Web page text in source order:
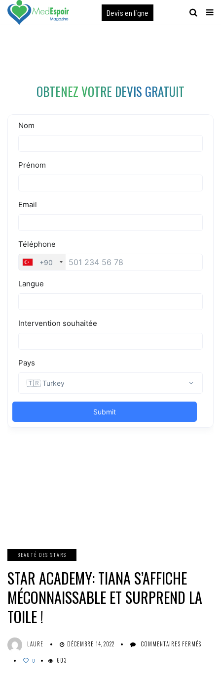
[maxbutton name="devis express"]
Devis en ligne
OBTENEZ VOTRE DEVIS GRATUIT
BEAUTÉ DES STARS
STAR ACADEMY: TIANA S’AFFICHE
MÉCONNAISSABLE ET SURPREND LA
TOILE !
LAURE DÉCEMBRE 14, 2022 COMMENTAIRES FERMÉS
0 603